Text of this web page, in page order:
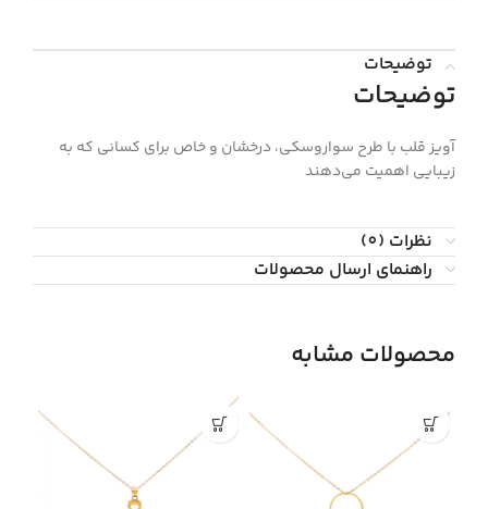
توضیحات
توضیحات
آویز قلب با طرح سواروسکی، درخشان و خاص برای کسانی که به
زیبایی اهمیت می‌دهند
نظرات (0)
راهنمای ارسال محصولات
محصولات مشابه